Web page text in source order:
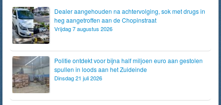
Dealer aangehouden na achtervolging, sok met drugs in
heg aangetroffen aan de Chopinstraat
Vrijdag 7 augustus 2026
Politie ontdekt voor bijna half miljoen euro aan gestolen
spullen in loods aan het Zuideinde
Dinsdag 21 juli 2026